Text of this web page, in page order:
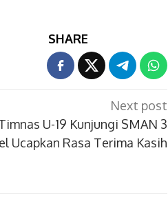
SHARE
Next post
U-19 Kunjungi SMAN 3
Ucapkan Rasa Terima Kasih